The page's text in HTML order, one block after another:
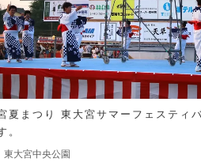
夏まつり 東大宮サマーフェスティ
。
東大宮中央公園